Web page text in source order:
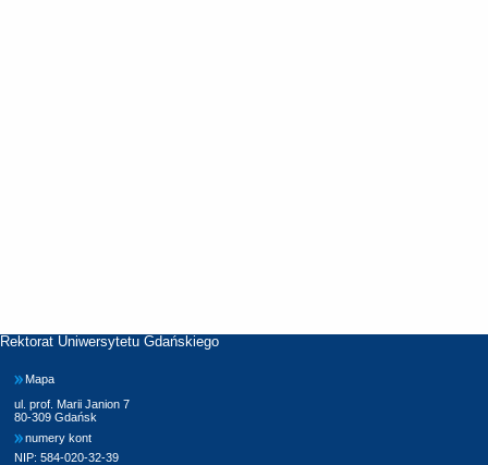
Rektorat Uniwersytetu Gdańskiego
Mapa
ul. prof. Marii Janion 7
80-309 Gdańsk
numery kont
NIP: 584-020-32-39